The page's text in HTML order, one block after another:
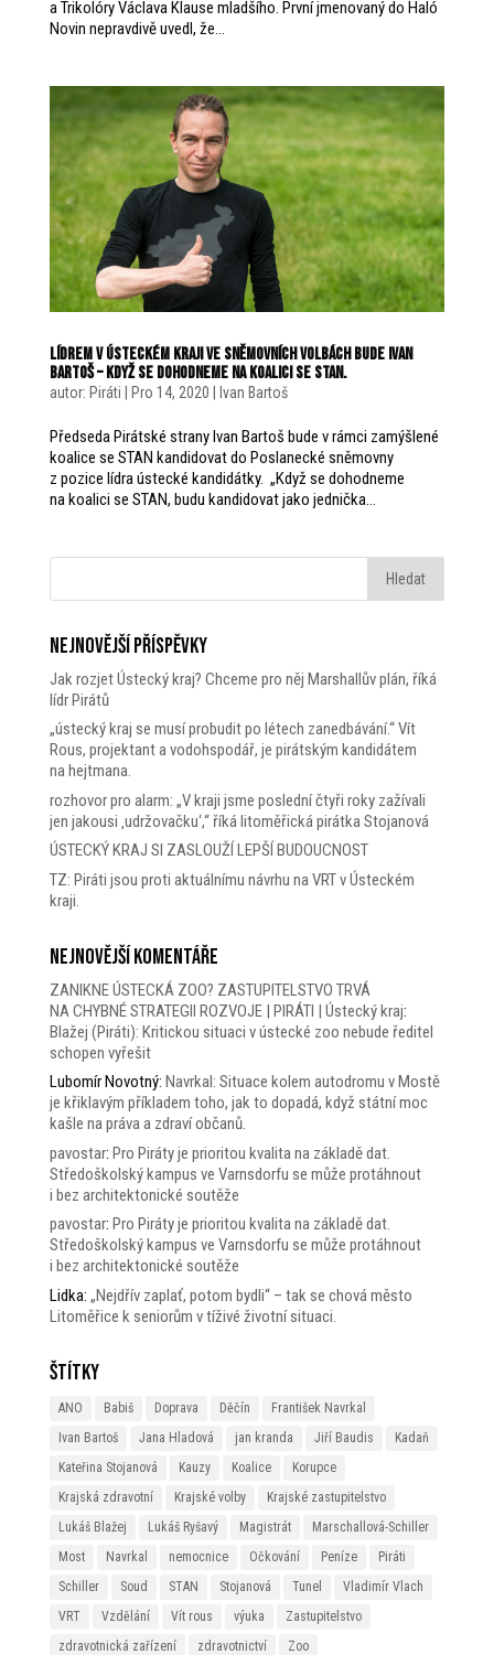
a Trikolóry Václava Klause mladšího. První jmenovaný do Haló
Novin nepravdivě uvedl, že...
Lídrem v Ústeckém kraji ve Sněmovních volbách bude Ivan
Bartoš – když se dohodneme na koalici se STAN.
autor: Piráti Pro 14, 2020 Ivan Bartoš
Předseda Pirátské strany Ivan Bartoš bude v rámci zamýšlené
koalice se STAN kandidovat do Poslanecké sněmovny
z pozice lídra ústecké kandidátky. „Když se dohodneme
na koalici se STAN, budu kandidovat jako jednička...
Nejnovější příspěvky
Jak rozjet Ústecký kraj? Chceme pro něj Marshallův plán, říká
lídr Pirátů
„ústecký kraj se musí probudit po létech zanedbávání.“ Vít
Rous, projektant a vodohspodář, je pirátským kandidátem
na hejtmana.
rozhovor pro alarm: „V kraji jsme poslední čtyři roky zažívali
jen jakousi ‚udržovačku‘,“ říká litoměřická pirátka Stojanová
ÚSTECKÝ KRAJ SI ZASLOUŽÍ LEPŠÍ BUDOUCNOST
TZ: Piráti jsou proti aktuálnímu návrhu na VRT v Ústeckém
kraji.
Nejnovější komentáře
ZANIKNE ÚSTECKÁ ZOO? ZASTUPITELSTVO TRVÁ
NA CHYBNÉ STRATEGII ROZVOJE | PIRÁTI | Ústecký kraj:
Blažej (Piráti): Kritickou situaci v ústecké zoo nebude ředitel
schopen vyřešit
Lubomír Novotný: Navrkal: Situace kolem autodromu v Mostě
je křiklavým příkladem toho, jak to dopadá, když státní moc
kašle na práva a zdraví občanů.
pavostar: Pro Piráty je prioritou kvalita na základě dat.
Středoškolský kampus ve Varnsdorfu se může protáhnout
i bez architektonické soutěže
pavostar: Pro Piráty je prioritou kvalita na základě dat.
Středoškolský kampus ve Varnsdorfu se může protáhnout
i bez architektonické soutěže
Lidka: „Nejdřív zaplať, potom bydli“ – tak se chová město
Litoměřice k seniorům v tíživé životní situaci.
Štítky
ANO Babiš Doprava Děčín
František Navrkal
Ivan Bartoš
Jana Hladová jan kranda Jiří Baudis
Kadaň
Kateřina Stojanová
Kauzy Koalice
Korupce
Krajská zdravotní
Krajské volby
Krajské zastupitelstvo
Lukáš Blažej
Lukáš Ryšavý Magistrát
Marschallová-Schiller
Most
Navrkal nemocnice Očkování Peníze
Piráti
Schiller
Soud STAN Stojanová Tunel
Vladimír Vlach
VRT
Vzdělání Vít rous výuka
Zastupitelstvo
zdravotnická zařízení
zdravotnictví
Zoo